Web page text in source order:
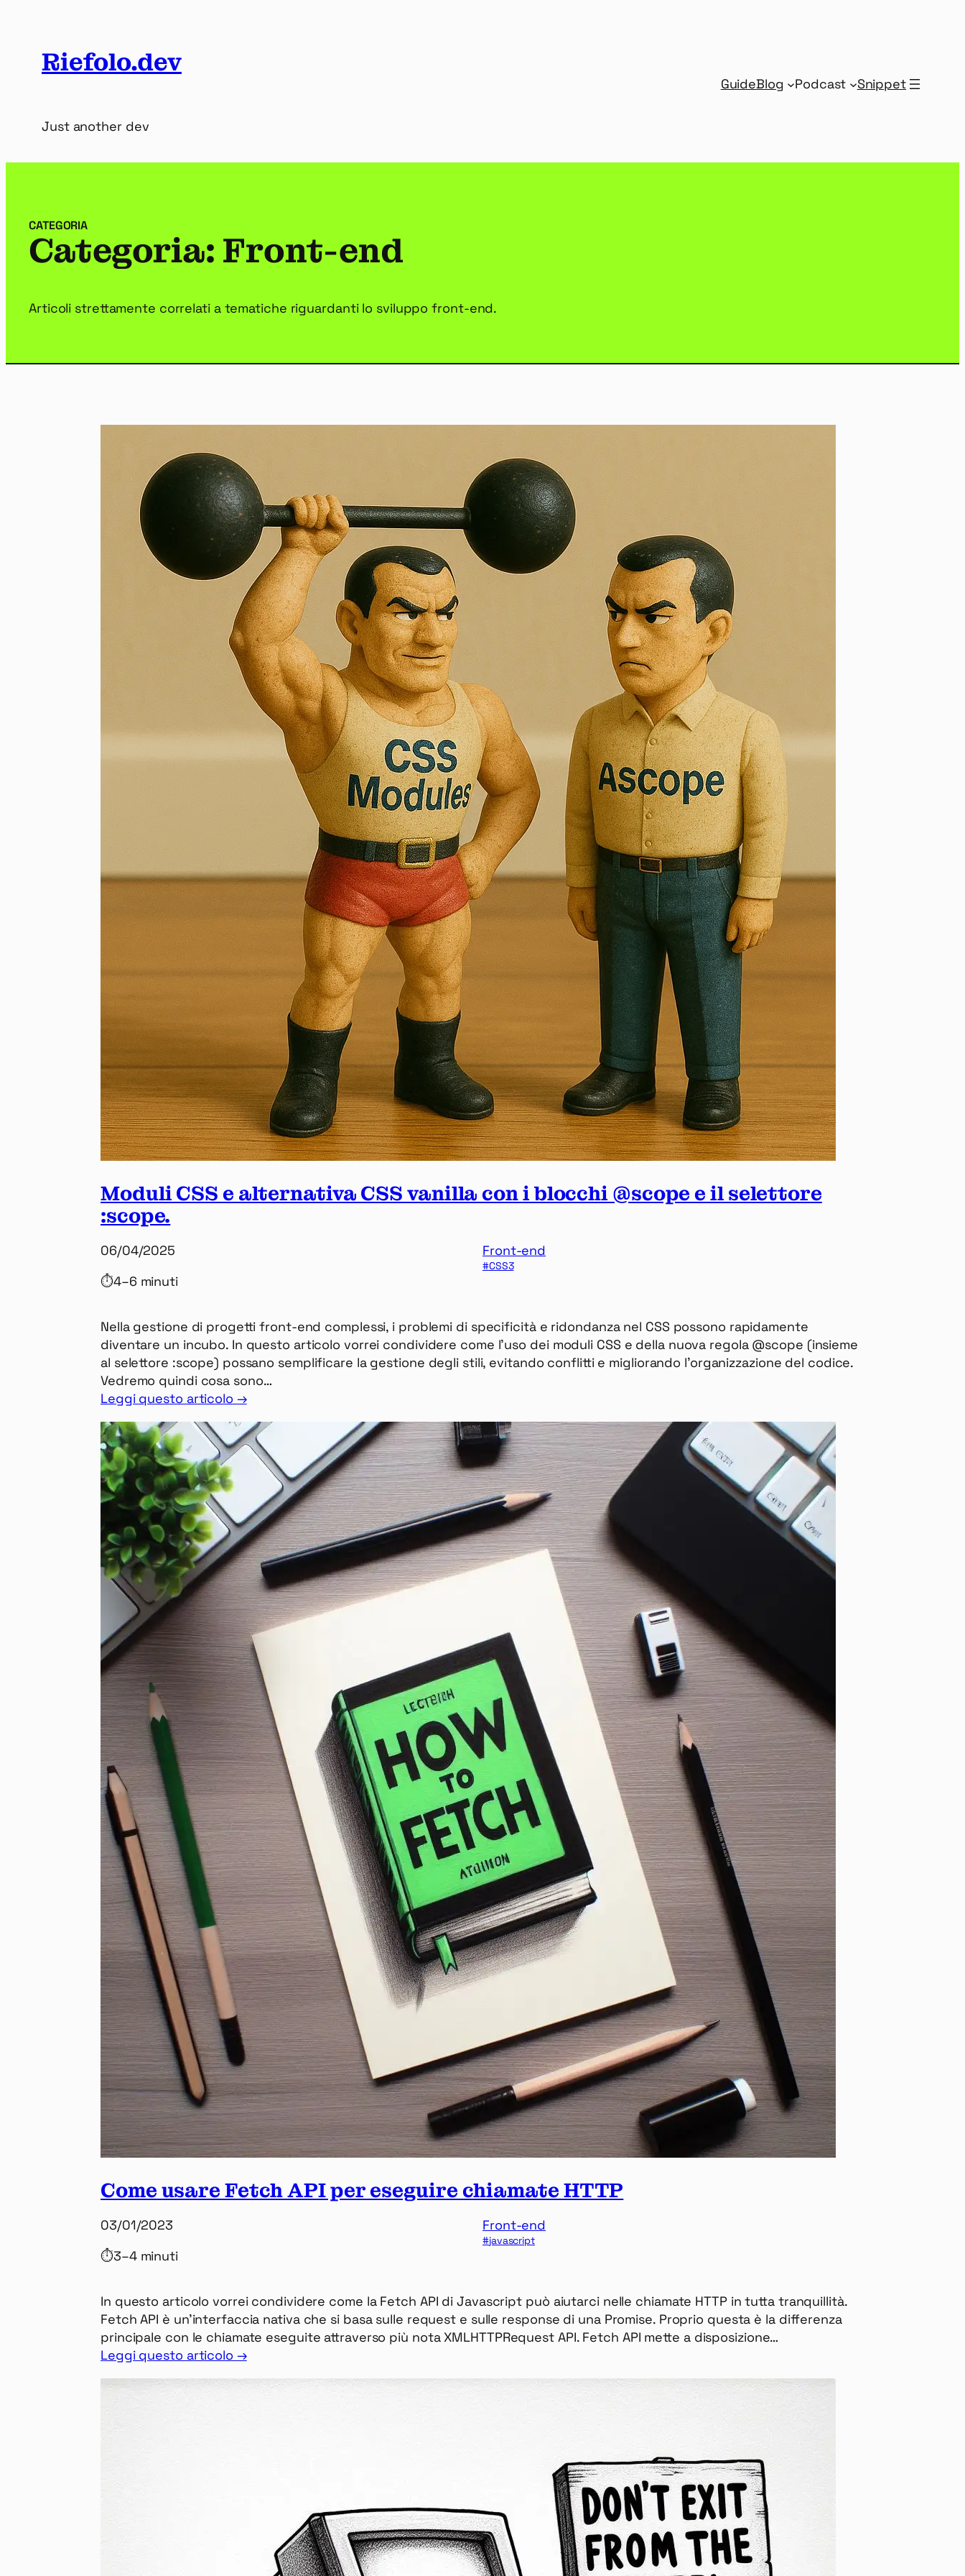
contenutoRiefolo.dev
Just another dev
GuideBlog Podcast Snippet
CATEGORIA
Categoria: Front-end
Articoli strettamente correlati a tematiche riguardanti lo sviluppo front-end.
Moduli CSS e alternativa CSS vanilla con i blocchi @scope e il selettore
:scope.
06/04/2025
⏱4–6 minuti
Front-end
CSS3
Nella gestione di progetti front-end complessi, i problemi di specificità e ridondanza nel CSS possono rapidamente
diventare un incubo. In questo articolo vorrei condividere come l’uso dei moduli CSS e della nuova regola @scope (insieme
al selettore :scope) possano semplificare la gestione degli stili, evitando conflitti e migliorando l’organizzazione del codice.
Vedremo quindi cosa sono…
Leggi questo articolo →
Come usare Fetch API per eseguire chiamate HTTP
03/01/2023
⏱3–4 minuti
Front-end
javascript
In questo articolo vorrei condividere come la Fetch API di Javascript può aiutarci nelle chiamate HTTP in tutta tranquillità.
Fetch API è un’interfaccia nativa che si basa sulle request e sulle response di una Promise. Proprio questa è la differenza
principale con le chiamate eseguite attraverso più nota XMLHTTPRequest API. Fetch API mette a disposizione…
Leggi questo articolo →